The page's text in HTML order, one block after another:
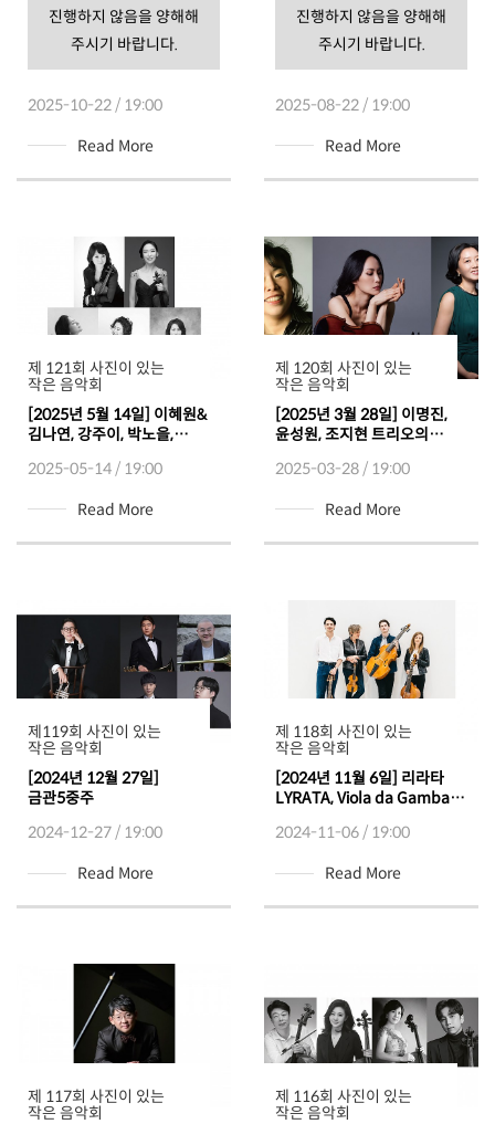
진행하지 않음을 양해해
주시기 바랍니다.
2025-10-22 / 19:00
Read More
진행하지 않음을 양해해
주시기 바랍니다.
2025-08-22 / 19:00
Read More
제 121회 사진이 있는
작은 음악회
[2025년 5월 14일] 이혜원&
김나연, 강주이, 박노을,
2025-05-14 / 19:00
Read More
제 120회 사진이 있는
작은 음악회
[2025년 3월 28일] 이명진,
윤성원, 조지현 트리오의
2025-03-28 / 19:00
Read More
제119회 사진이 있는
작은 음악회
[2024년 12월 27일]
금관5중주
2024-12-27 / 19:00
Read More
제 118회 사진이 있는
작은 음악회
[2024년 11월 6일] 리라타
LYRATA, Viola da Gamba
2024-11-06 / 19:00
Read More
제 117회 사진이 있는
작은 음악회
제 116회 사진이 있는
작은 음악회